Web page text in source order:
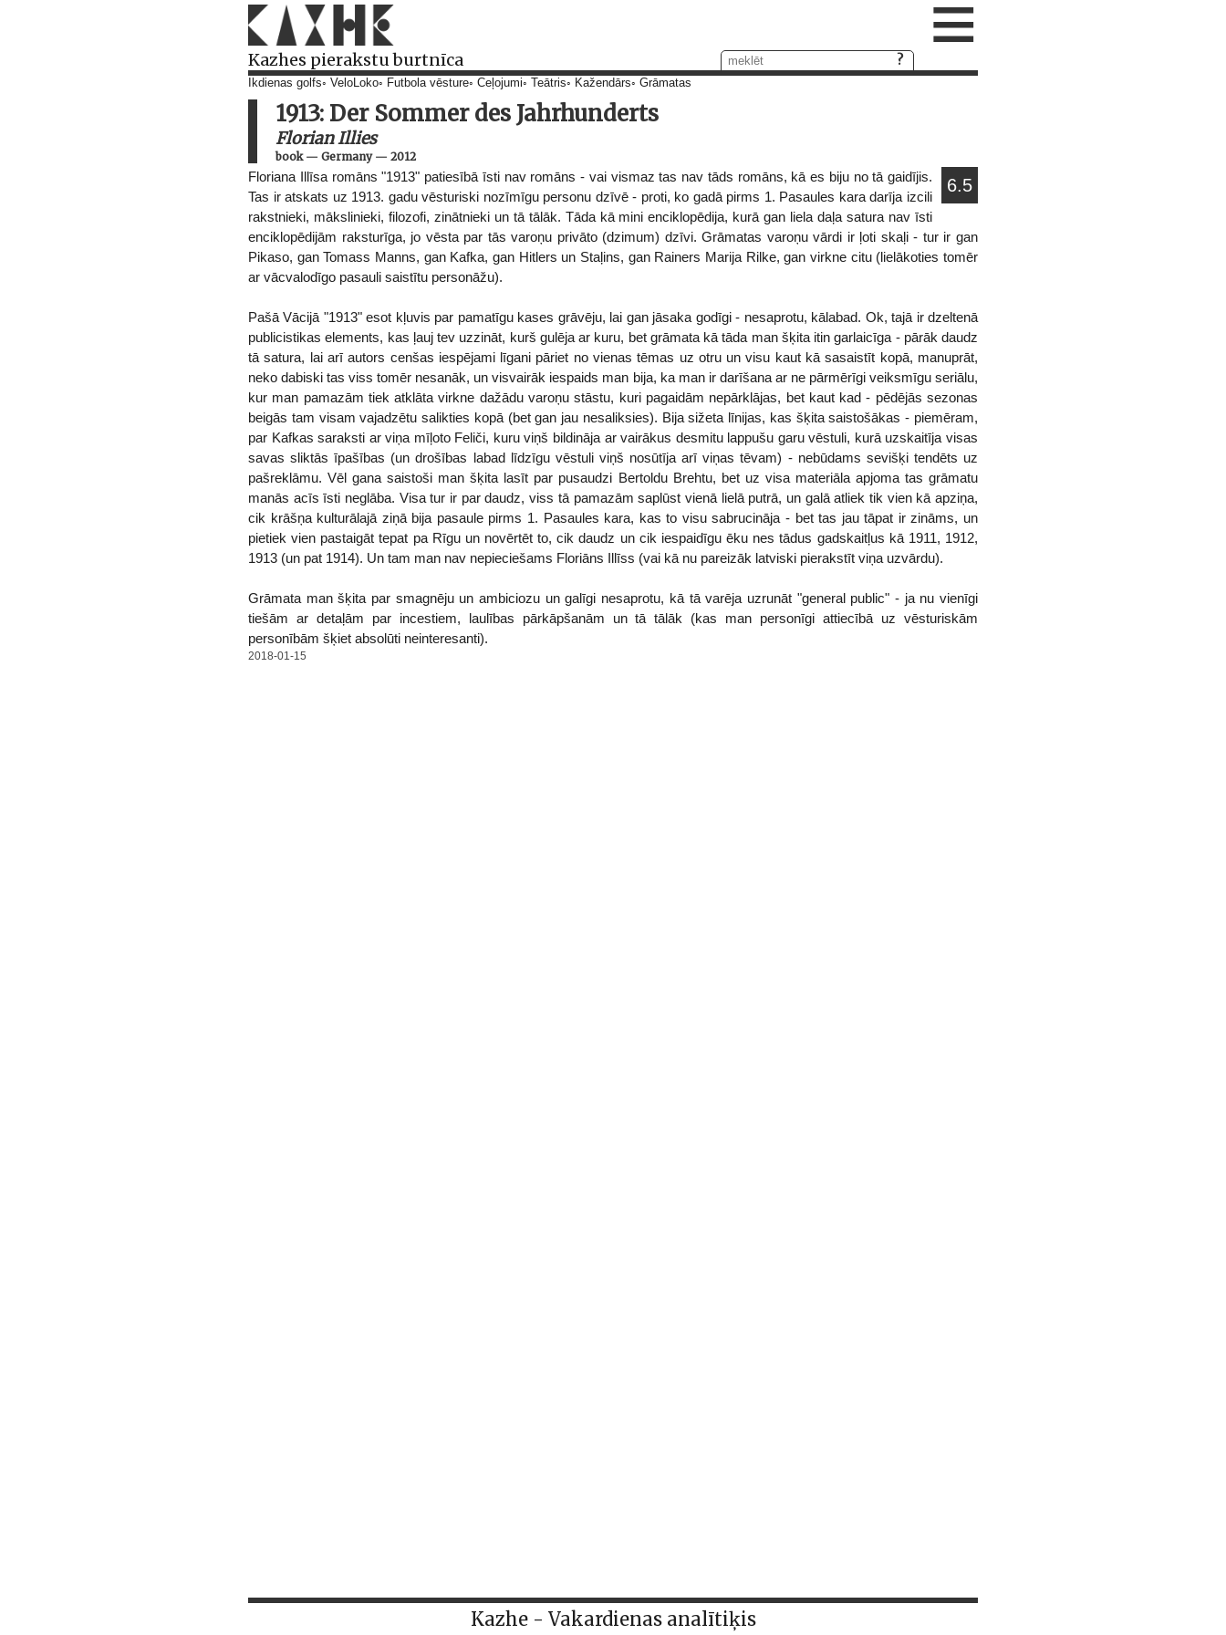
Kazhes pierakstu burtnīca ≡
Ikdienas golfs VeloLoko Futbola vēsture Ceļojumi Teātris Kažendārs Grāmatas
1913: Der Sommer des Jahrhunderts
Florian Illies
book— Germany— 2012
6.5
Floriana Illīsa romāns "1913" patiesībā īsti nav romāns - vai vismaz tas nav tāds romāns, kā es biju no tā gaidījis.
Tas ir atskats uz 1913. gadu vēsturiski nozīmīgu personu dzīvē - proti, ko gadā pirms 1. Pasaules kara darīja izcili
rakstnieki, mākslinieki, filozofi, zinātnieki un tā tālāk. Tāda kā mini enciklopēdija, kurā gan liela daļa satura nav īsti
enciklopēdijām raksturīga, jo vēsta par tās varoņu privāto (dzimum) dzīvi. Grāmatas varoņu vārdi ir ļoti skaļi - tur ir gan
Pikaso, gan Tomass Manns, gan Kafka, gan Hitlers un Staļins, gan Rainers Marija Rilke, gan virkne citu (lielākoties tomēr
ar vācvalodīgo pasauli saistītu personāžu).
Pašā Vācijā "1913" esot kļuvis par pamatīgu kases grāvēju, lai gan jāsaka godīgi - nesaprotu, kālabad. Ok, tajā ir dzeltenā
publicistikas elements, kas ļauj tev uzzināt, kurš gulēja ar kuru, bet grāmata kā tāda man šķita itin garlaicīga - pārāk daudz
tā satura, lai arī autors cenšas iespējami līgani pāriet no vienas tēmas uz otru un visu kaut kā sasaistīt kopā, manuprāt,
neko dabiski tas viss tomēr nesanāk, un visvairāk iespaids man bija, ka man ir darīšana ar ne pārmērīgi veiksmīgu seriālu,
kur man pamazām tiek atklāta virkne dažādu varoņu stāstu, kuri pagaidām nepārklājas, bet kaut kad - pēdējās sezonas
beigās tam visam vajadzētu salikties kopā (bet gan jau nesaliksies). Bija sižeta līnijas, kas šķita saistošākas - piemēram,
par Kafkas saraksti ar viņa mīļoto Feliči, kuru viņš bildināja ar vairākus desmitu lappušu garu vēstuli, kurā uzskaitīja visas
savas sliktās īpašības (un drošības labad līdzīgu vēstuli viņš nosūtīja arī viņas tēvam) - nebūdams sevišķi tendēts uz
pašreklāmu. Vēl gana saistoši man šķita lasīt par pusaudzi Bertoldu Brehtu, bet uz visa materiāla apjoma tas grāmatu
manās acīs īsti neglāba. Visa tur ir par daudz, viss tā pamazām saplūst vienā lielā putrā, un galā atliek tik vien kā apziņa,
cik krāšņa kulturālajā ziņā bija pasaule pirms 1. Pasaules kara, kas to visu sabrucināja - bet tas jau tāpat ir zināms, un
pietiek vien pastaigāt tepat pa Rīgu un novērtēt to, cik daudz un cik iespaidīgu ēku nes tādus gadskaitļus kā 1911, 1912,
1913 (un pat 1914). Un tam man nav nepieciešams Floriāns Illīss (vai kā nu pareizāk latviski pierakstīt viņa uzvārdu).
Grāmata man šķita par smagnēju un ambiciozu un galīgi nesaprotu, kā tā varēja uzrunāt "general public" - ja nu vienīgi
tiešām ar detaļām par incestiem, laulības pārkāpšanām un tā tālāk (kas man personīgi attiecībā uz vēsturiskām
personībām šķiet absolūti neinteresanti).
2018-01-15
Kazhe - Vakardienas analītiķis